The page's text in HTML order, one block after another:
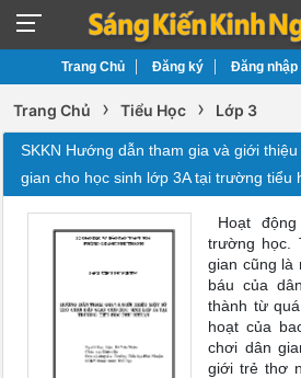
Trang Chủ Đăng ký Đăng nhập
Trang Chủ › Tiểu Học › Lớp 3
SKKN Hướng dẫn tham gia và giới
gian cho học sinh lớp 3A tại trường tiểu
Hoạt
trường học.
gian cũng là
báu của
thành từ
hoạt của
chơi dân
giới trẻ thơ